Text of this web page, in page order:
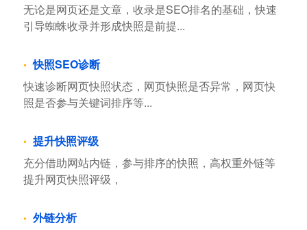
无论是网页还是文章，收录是SEO排名的基础，快速
引导蜘蛛收录并形成快照是前提...
快照SEO诊断
快速诊断网页快照状态，网页快照是否异常，网页快
照是否参与关键词排序等...
提升快照评级
充分借助网站内链，参与排序的快照，高权重外链等
提升网页快照评级，
外链分析